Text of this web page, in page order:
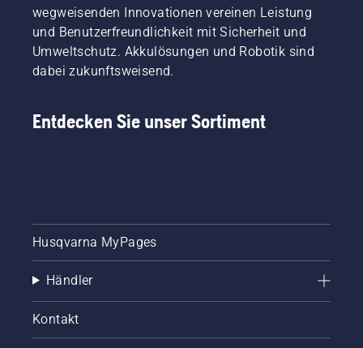
wegweisenden Innovationen vereinen Leistung
und Benutzerfreundlichkeit mit Sicherheit und
Umweltschutz. Akkulösungen und Robotik sind
dabei zukunftsweisend.
Entdecken Sie unser Sortiment
Husqvarna MyPages
Händler
Kontakt